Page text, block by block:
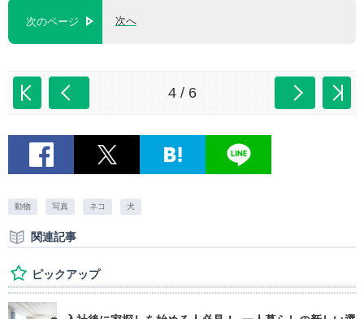
次のページ 次へ
4 / 6
動物 写真 ネコ 犬
関連記事
ピックアップ